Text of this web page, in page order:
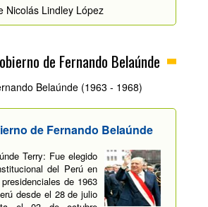
Nicolás Lindley López
de Fernando Belaúnde
Belaúnde (1963 - 1968)
de Fernando Belaúnde
Terry: Fue elegido
del Perú en
de 1963
desde el 28 de julio